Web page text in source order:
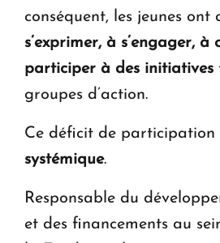
conséquent, les jeunes ont
s’exprimer, à s’engager, à
participer à des initiatives
groupes d’action.
Ce déficit de participation
systémique.
Responsable du
et des financements au